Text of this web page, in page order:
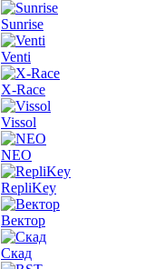
Sunrise
Venti
X-Race
Vissol
NEO
RepliKey
Вектор
Скад